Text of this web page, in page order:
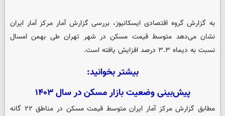
به گزارش گروه اقتصادی ایسکانیوز، بررسی گزارش آمار مرکز آمار ایران
نشان می‌دهد متوسط قیمت مسکن در شهر تهران طی بهمن امسال
نسبت به دیماه ۳.۳ درصد افزایش یافته است.
بیشتر بخوانید:
پیش‌بینی وضعیت بازار مسکن در سال ۱۴۰۳
مطابق گزارش مرکز آمار ایران متوسط قیمت مسکن در مناطق ۲۲ گانه